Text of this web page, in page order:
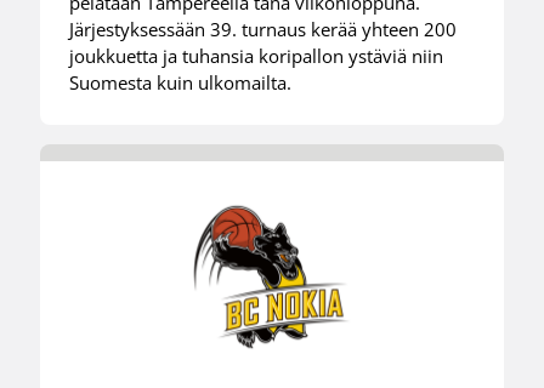
Järjestyksessään 39. turnaus kerää yhteen 200
joukkuetta ja tuhansia koripallon ystäviä niin
Suomesta kuin ulkomailta.